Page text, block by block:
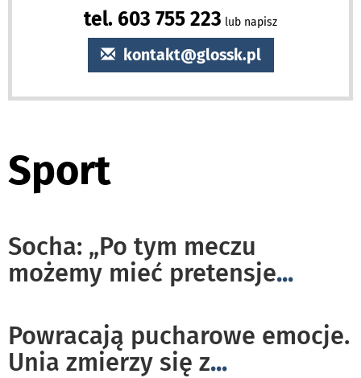
tel. 603 755 223 lub napisz
kontakt@glossk.pl
Sport
Socha: „Po tym meczu
możemy mieć pretensje...
Powracają pucharowe emocje.
Unia zmierzy się z...